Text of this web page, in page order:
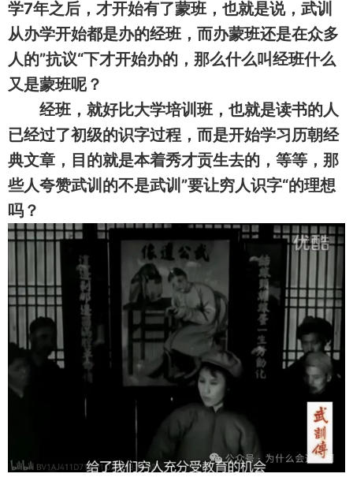
学7年之后，才开始有了蒙班，也就是说，武训
从办学开始都是办的经班，而办蒙班还是在众多
人的”抗议“下才开始办的，那么什么叫经班什么
又是蒙班呢？
经班，就好比大学培训班，也就是读书的人
已经过了初级的识字过程，而是开始学习历朝经
典文章，目的就是本着秀才贡生去的，等等，那
些人夸赞武训的不是武训”要让穷人识字“的理想
吗？